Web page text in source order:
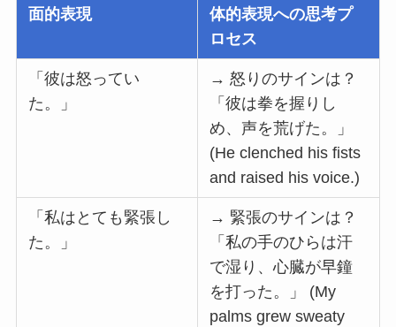
面的表現
体的表現への思考プ
ロセス
「彼は怒ってい
た。」
→ 怒りのサインは？
「彼は拳を握りし
め、声を荒げた。」
(He clenched his fists
and raised his voice.)
「私はとても緊張し
た。」
→ 緊張のサインは？
「私の手のひらは汗
で湿り、心臓が早鐘
を打った。」 (My
palms grew sweaty